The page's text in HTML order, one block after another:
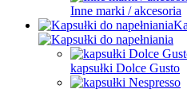
Inne marki / akcesoria
kapsułki Dolce Gusto